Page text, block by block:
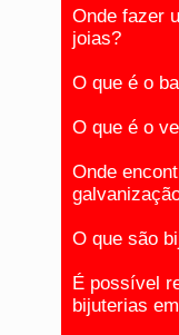
Onde fazer
joias?
O que é o
O que é o
Onde
O que são
É possível
bijuterias